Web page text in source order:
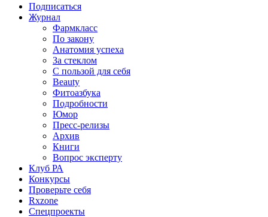
Подписаться
Журнал
Фармкласс
По закону
Анатомия успеха
За стеклом
С пользой для себя
Beauty
Фитоазбука
Подробности
Юмор
Пресс-релизы
Архив
Книги
Вопрос эксперту
Клуб РА
Конкурсы
Проверьте себя
Rxzone
Спецпроекты